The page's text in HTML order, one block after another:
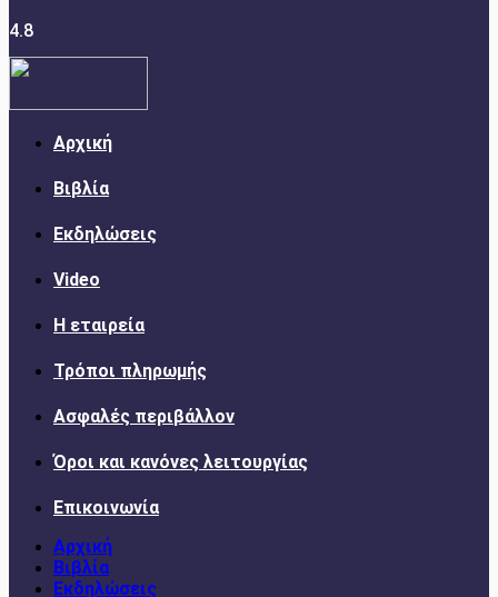
4.8
Αρχική
Βιβλία
Εκδηλώσεις
Video
Η εταιρεία
Τρόποι πληρωμής
Ασφαλές περιβάλλον
Όροι και κανόνες λειτουργίας
Επικοινωνία
Αρχική
Βιβλία
Εκδηλώσεις